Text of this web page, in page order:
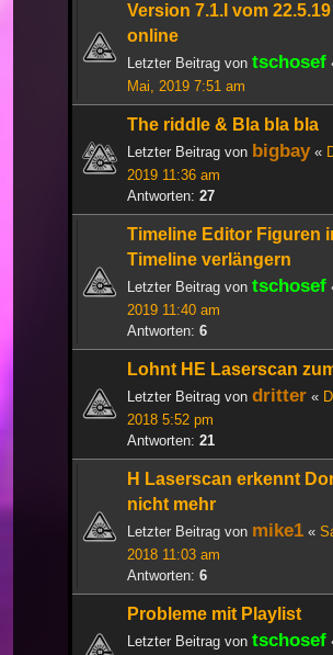
Version 7.1.I vom
online
Letzter Beitrag von tschosef
Mai, 2019 7:51 am
The riddle & Bla bla bla
Letzter Beitrag von bigbay«
2019 11:36 am
Antworten: 27
Timeline Editor Figuren
Timeline verlängern
Letzter Beitrag von tschosef
2019 11:40 am
Antworten: 6
Lohnt HE Laserscan
Letzter Beitrag von dritter «
2018 5:52 pm
Antworten: 21
H Laserscan erkennt
nicht mehr
Letzter Beitrag von mike1 «
2018 11:03 am
Antworten: 6
Probleme mit Playlist
Letzter Beitrag von tschosef